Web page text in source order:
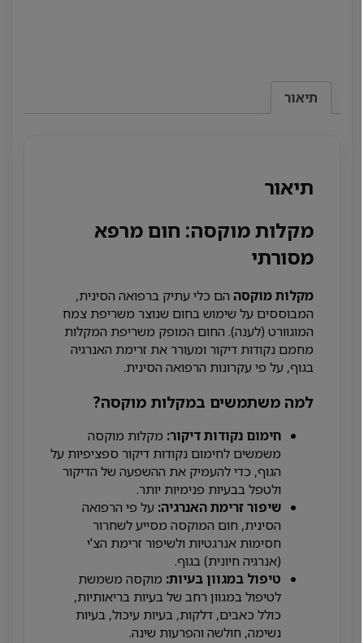
תיאור
תיאור
מקלות מוקסה: חום מרפא
מסורתי
מקלות מוקסההם כלי עתיק ברפואה הסינית,
המבוססים על שימוש בחום שנוצר משריפת צמח
המוגוורט (לענה). החום המופק משריפת המקלות
מחמם נקודות דיקור ומעורר את זרימת האנרגיה
בגוף, על פי עקרונות הרפואה הסינית.
למה משתמשים במקלות מוקסה?
חימום נקודות דיקור:מקלות מוקסה
משמשים לחימום נקודות דיקור ספציפיות על
הגוף, כדי להעמיק את ההשפעה של הדיקור
ולטפל בבעיות פנימיות יותר.
שיפור זרימת האנרגיה:על פי הרפואה
הסינית, חום המוקסה מסייע לשחרור
חסימות אנרגטיות ולשיפור זרימת הצ'י
(אנרגיה חיונית) בגוף.
טיפול במגוון בעיות:מוקסה משמשת
לטיפול במגוון רחב של בעיות בריאותיות,
כולל כאבים, דלקות, בעיות עיכול, בעיות
נשימה, חולשה והפרעות שינה.